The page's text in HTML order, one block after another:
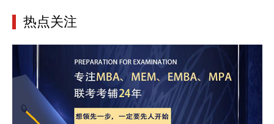
热点关注